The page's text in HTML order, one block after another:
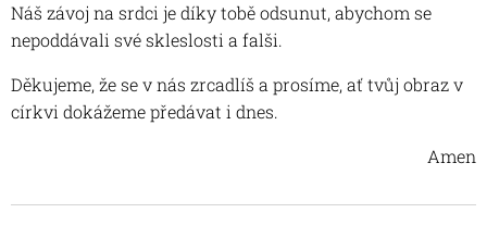
Náš závoj na srdci je díky tobě odsunut, abychom se
nepoddávali své skleslosti a falši.
Děkujeme, že se v nás zrcadlíš a prosíme, ať tvůj obraz v
církvi dokážeme předávat i dnes.
Amen